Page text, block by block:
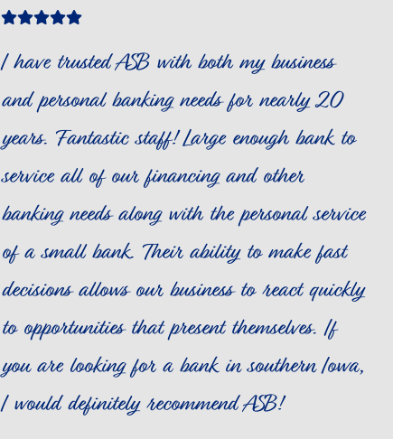
StarStarStar
StarStar
I have trusted ASB with both my business
and personal banking needs for nearly 20
years. Fantastic staff! Large enough bank to
service all of our financing and other
banking needs along with the personal service
of a small bank. Their ability to make fast
decisions allows our business to react quickly
to opportunities that present themselves. If
you are looking for a bank in southern Iowa,
I would definitely recommend ASB!